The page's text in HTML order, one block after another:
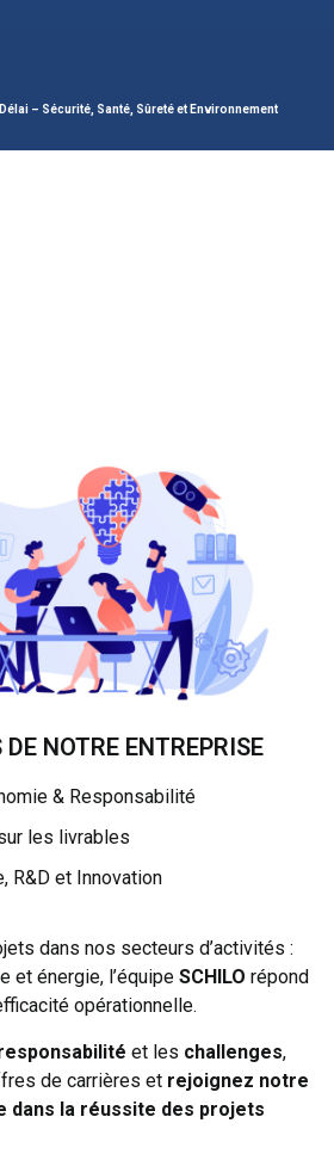
– Sécurité, Santé, Sûreté et Environnement
NOTRE ENTREPRISE
& Responsabilité
les livrables
R&D et Innovation
dans nos secteurs d’activités :
et énergie, l’équipe SCHILO répond
opérationnelle.
et les challenges,
de carrières et rejoignez notre
dans la réussite des projets